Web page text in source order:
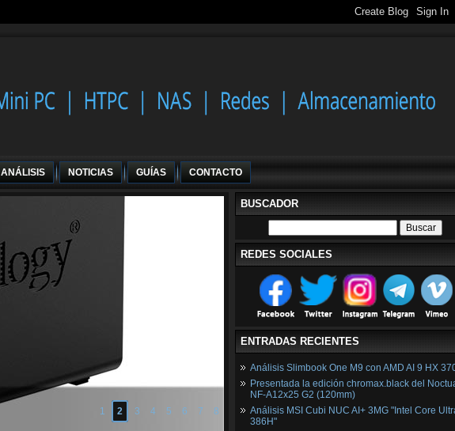
ANÁLISIS NOTICIAS GUÍAS CONTACTO
1 2 3 4 5 6 7 8
BUSCADOR
REDES SOCIALES
ENTRADAS RECIENTES
Análisis Slimbook One M9 con AMD AI 9 HX
Presentada la edición chromax.black del
NF‑A12x25 G2 (120mm)
Análisis MSI Cubi NUC AI+ 3MG "Intel Core
386H"